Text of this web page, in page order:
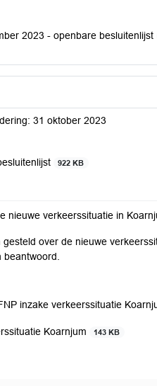
2023 - openbare besluitenlijst
31 oktober 2023
922 KB
nieuwe verkeerssituatie in
over de nieuwe
inzake verkeerssituatie
Koarnjum 143 KB